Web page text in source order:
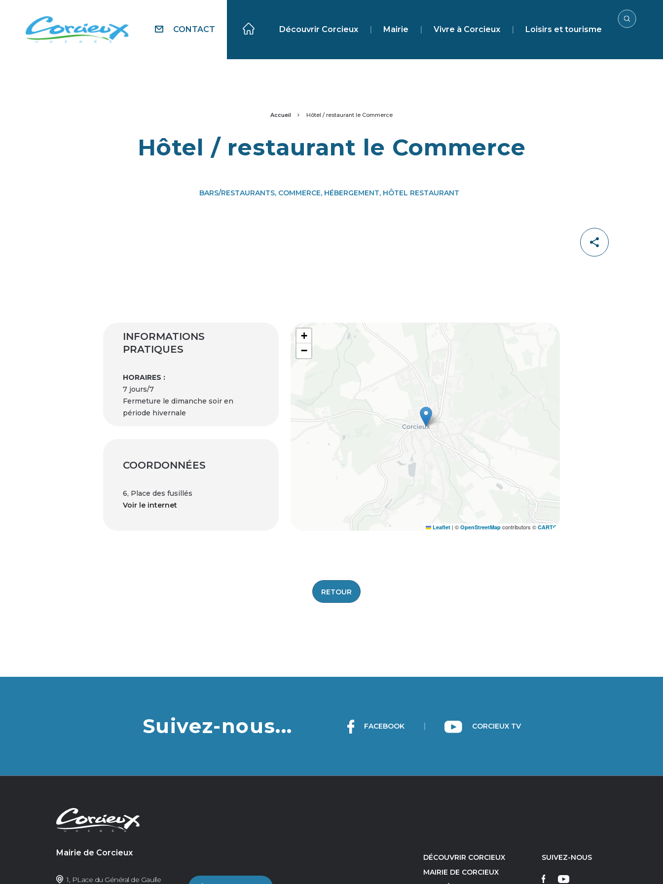
CONTACT Découvrir Corcieux | Mairie | Vivre à Corcieux | Loisirs et tourisme
Accueil Hôtel / restaurant le Commerce
Hôtel / restaurant le Commerce
BARS/RESTAURANTS, COMMERCE, HÉBERGEMENT, HÔTEL RESTAURANT
INFORMATIONS
PRATIQUES
HORAIRES :
7 jours/7
Fermeture le dimanche soir en
période hivernale
COORDONNÉES
6, Place des fusillés
Voir le internet
+
−
Leaflet | © OpenStreetMap contributors © CARTO
RETOUR
Suivez-nous... FACEBOOK | CORCIEUX TV
Mairie de Corcieux
1, PLace du Général de Gaulle
DÉCOUVRIR CORCIEUX
MAIRIE DE CORCIEUX
SUIVEZ-NOUS